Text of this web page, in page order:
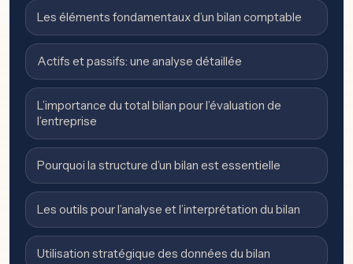
Les éléments fondamentaux d’un bilan comptable
Actifs et passifs: une analyse détaillée
L’importance du total bilan pour l’évaluation de
l’entreprise
Pourquoi la structure d’un bilan est essentielle
Les outils pour l’analyse et l’interprétation du bilan
Utilisation stratégique des données du bilan